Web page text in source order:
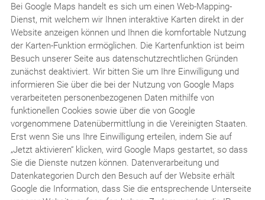
Bei Google Maps handelt es sich um einen Web-Mapping-
Dienst, mit welchem wir Ihnen interaktive Karten direkt in der
Website anzeigen können und Ihnen die komfortable Nutzung
der Karten-Funktion ermöglichen. Die Kartenfunktion ist beim
Besuch unserer Seite aus datenschutzrechtlichen Gründen
zunächst deaktiviert. Wir bitten Sie um Ihre Einwilligung und
informieren Sie über die bei der Nutzung von Google Maps
verarbeiteten personenbezogenen Daten mithilfe von
funktionellen Cookies sowie über die von Google
vorgenommene Datenübermittlung in die Vereinigten Staaten.
Erst wenn Sie uns Ihre Einwilligung erteilen, indem Sie auf
„Jetzt aktivieren“ klicken, wird Google Maps gestartet, so dass
Sie die Dienste nutzen können. Datenverarbeitung und
Datenkategorien Durch den Besuch auf der Website erhält
Google die Information, dass Sie die entsprechende Unterseite